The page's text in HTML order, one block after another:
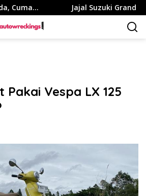
Jajal Suzuki Grand Vitara,
Vespa LX 125